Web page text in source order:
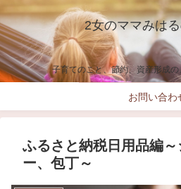
2女のママみは
子育てのこと、節約、資産形成
お問い合わ
ふるさと納税日用品編
ー、包丁～